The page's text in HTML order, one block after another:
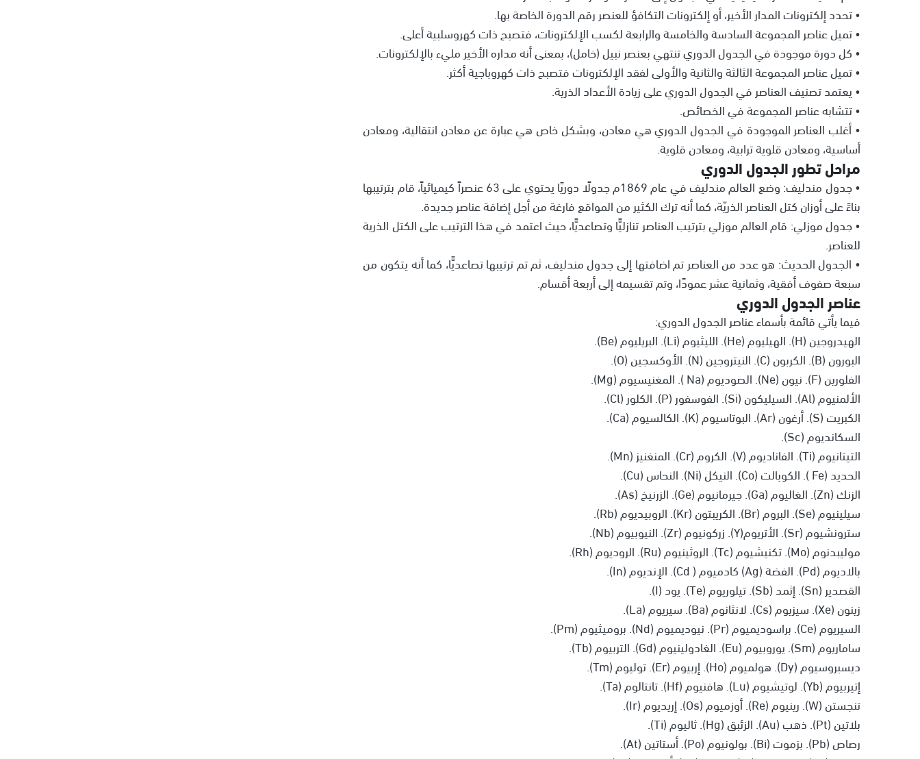
• تحدد إلكترونات المدار الأخير، أو إلكترونات التكافؤ للعنصر رقم الدورة الخاصة بها.
• تميل عناصر المجموعة السادسة والخامسة والرابعة لكسب الإلكترونات، فتصبح ذات كهروسلبية أعلى.
• كل دورة موجودة في الجدول الدوري تنتهي بعنصر نبيل (خامل)، بمعنى أنه مداره الأخير مليء بالإلكترونات.
• تميل عناصر المجموعة الثالثة والثانية والأولى لفقد الإلكترونات فتصبح ذات كهروباجية أكثر.
• يعتمد تصنيف العناصر في الجدول الدوري على زيادة الأعداد الذرية.
• تتشابه عناصر المجموعة في الخصائص.
• أغلب العناصر الموجودة في الجدول الدوري هي معادن، وبشكل خاص هي عبارة عن معادن انتقالية، ومعادن
أساسية، ومعادن قلوية ترابية، ومعادن قلوية.
مراحل تطور الجدول الدوري
• جدول مندليف: وضع العالم مندليف في عام 1869م جدولًا دوريًا يحتوي على 63 عنصراً كيميائياً، قام بترتيبها
بناءً على أوزان كتل العناصر الذريّة، كما أنه ترك الكثير من المواقع فارغة من أجل إضافة عناصر جديدة.
• جدول موزلي: قام العالم موزلي بترتيب العناصر تنازليًّا وتصاعديًّا، حيث اعتمد في هذا الترتيب على الكتل الذرية
للعناصر.
• الجدول الحديث: هو عدد من العناصر تم اضافتها إلى جدول مندليف، ثم تم ترتيبها تصاعديًّا، كما أنه يتكون من
سبعة صفوف أفقية، وثمانية عشر عمودًا، وتم تقسيمه إلى أربعة أقسام.
عناصر الجدول الدوري
فيما يأتي قائمة بأسماء عناصر الجدول الدوري:
الهيدروجين (H). الهيليوم (He). الليثيوم (Li). البريليوم (Be).
البورون (B). الكربون (C). النيتروجين (N). الأوكسجين (O).
الفلورين (F). نيون (Ne). الصوديوم (Na ). المغنيسيوم (Mg).
الألمنيوم (Al). السيليكون (Si). الفوسفور (P). الكلور (Cl).
الكبريت (S). أرغون (Ar). البوتاسيوم (K). الكالسيوم (Ca).
السكانديوم (Sc).
التيتانيوم (Ti). الفاناديوم (V). الكروم (Cr). المنغنيز (Mn).
الحديد (Fe ). الكوبالت (Co). النيكل (Ni). النحاس (Cu).
الزنك (Zn). الغاليوم (Ga). جيرمانيوم (Ge). الزرنيخ (As).
سيلينيوم (Se). البروم (Br). الكريبتون (Kr). الروبيديوم (Rb).
سترونشيوم (Sr). الأتريوم(Y). زركونيوم (Zr). النيوبيوم (Nb).
موليبدنوم (Mo). تكنيشيوم (Tc). الروثينيوم (Ru). الروديوم (Rh).
بالاديوم (Pd). الفضة (Ag) كادميوم ( Cd). الإنديوم (In).
القصدير (Sn). إثمد (Sb). تيلوريوم (Te). يود (I).
زينون (Xe). سيزيوم (Cs). لانثانوم (Ba). سيريوم (La).
السيريوم (Ce). براسوديميوم (Pr). نيوديميوم (Nd). بروميثيوم (Pm).
ساماريوم (Sm). يوروبيوم (Eu). الغادولينيوم (Gd). التربيوم (Tb).
ديسبروسيوم (Dy). هولميوم (Ho). إربيوم (Er). توليوم (Tm).
إتيربيوم (Yb). لوتيشيوم (Lu). هافنيوم (Hf). تانتالوم (Ta).
تنجستن (W). رينيوم (Re). أوزميوم (Os). إريديوم (Ir).
بلاتين (Pt). ذهب (Au). الزئبق (Hg). ثاليوم (Ti).
رصاص (Pb). بزموت (Bi). بولونيوم (Po). أستاتين (At).